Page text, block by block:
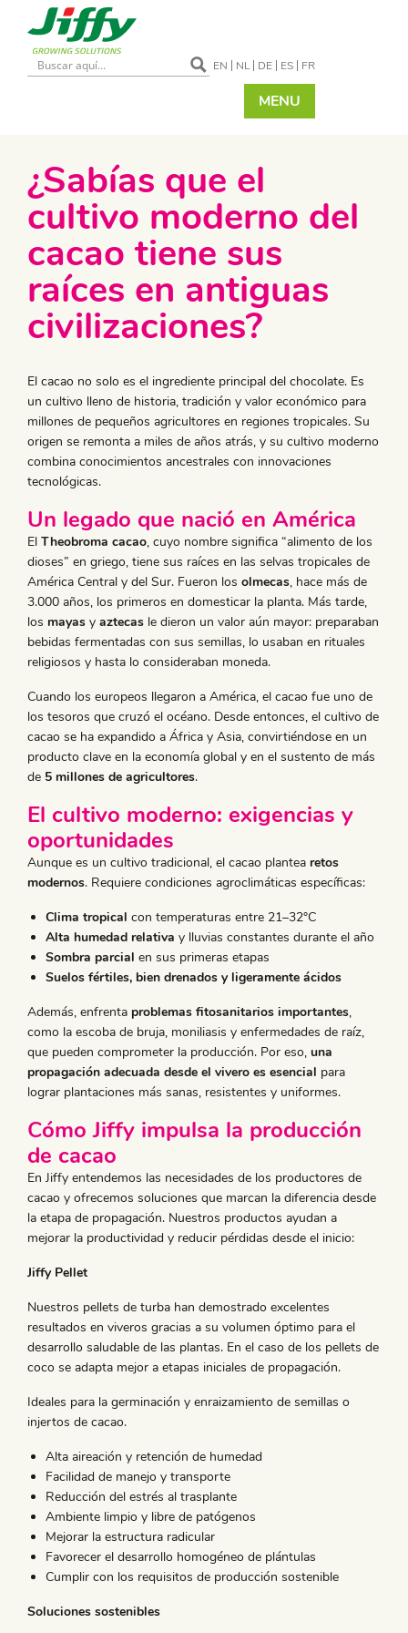
EN NL DE ES FR
MENU
¿Sabías que el
cultivo moderno del
cacao tiene sus
raíces en antiguas
civilizaciones?
El cacao no solo es el ingrediente principal del chocolate. Es
un cultivo lleno de historia, tradición y valor económico para
millones de pequeños agricultores en regiones tropicales. Su
origen se remonta a miles de años atrás, y su cultivo moderno
combina conocimientos ancestrales con innovaciones
tecnológicas.
Un legado que nació en América
El Theobroma cacao, cuyo nombre significa “alimento de los
dioses” en griego, tiene sus raíces en las selvas tropicales de
América Central y del Sur. Fueron los olmecas, hace más de
3.000 años, los primeros en domesticar la planta. Más tarde,
los mayas y aztecas le dieron un valor aún mayor: preparaban
bebidas fermentadas con sus semillas, lo usaban en rituales
religiosos y hasta lo consideraban moneda.
Cuando los europeos llegaron a América, el cacao fue uno de
los tesoros que cruzó el océano. Desde entonces, el cultivo de
cacao se ha expandido a África y Asia, convirtiéndose en un
producto clave en la economía global y en el sustento de más
de 5 millones de agricultores.
El cultivo moderno: exigencias y
oportunidades
Aunque es un cultivo tradicional, el cacao plantea retos
modernos. Requiere condiciones agroclimáticas específicas:
Clima tropical con temperaturas entre 21–32°C
Alta humedad relativa y lluvias constantes durante el año
Sombra parcial en sus primeras etapas
Suelos fértiles, bien drenados y ligeramente ácidos
Además, enfrenta problemas fitosanitarios importantes,
como la escoba de bruja, moniliasis y enfermedades de raíz,
que pueden comprometer la producción. Por eso, una
propagación adecuada desde el vivero es esencial para
lograr plantaciones más sanas, resistentes y uniformes.
Cómo Jiffy impulsa la producción
de cacao
En Jiffy entendemos las necesidades de los productores de
cacao y ofrecemos soluciones que marcan la diferencia desde
la etapa de propagación. Nuestros productos ayudan a
mejorar la productividad y reducir pérdidas desde el inicio:
Jiffy Pellet
Nuestros pellets de turba han demostrado excelentes
resultados en viveros gracias a su volumen óptimo para el
desarrollo saludable de las plantas. En el caso de los pellets de
coco se adapta mejor a etapas iniciales de propagación.
Ideales para la germinación y enraizamiento de semillas o
injertos de cacao.
Alta aireación y retención de humedad
Facilidad de manejo y transporte
Reducción del estrés al trasplante
Ambiente limpio y libre de patógenos
Mejorar la estructura radicular
Favorecer el desarrollo homogéneo de plántulas
Cumplir con los requisitos de producción sostenible
Soluciones sostenibles